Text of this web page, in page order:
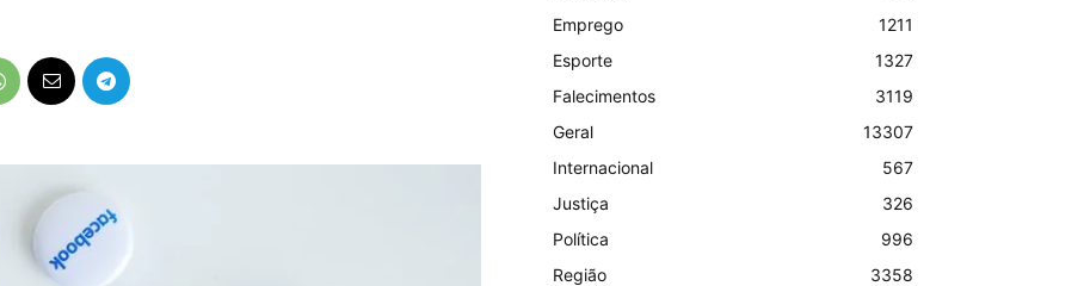
Emprego
1211
Esporte
1327
Falecimentos
3119
Geral
13307
Internacional
567
Justiça
326
Política
996
Região
3358